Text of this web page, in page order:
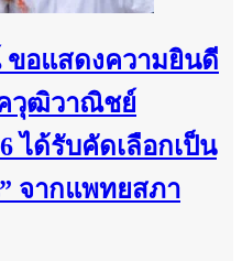
อแสดงความยินดี
วุฒิวาณิชย์
ได้รับคัดเลือกเป็น
จากแพทยสภา